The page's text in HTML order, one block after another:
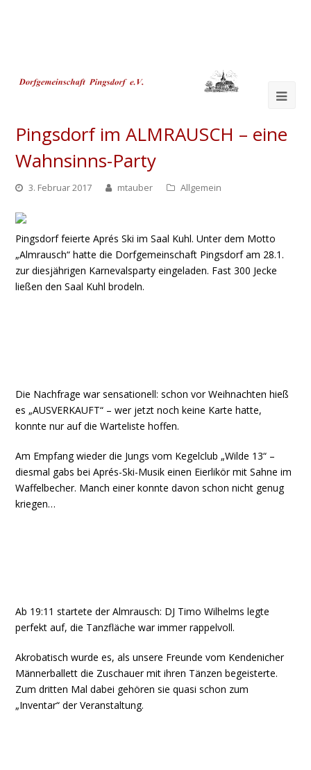
Pingsdorf im ALMRAUSCH – eine
Wahnsinns-Party
3. Februar 2017 mtauber Allgemein
Pingsdorf feierte Aprés Ski im Saal Kuhl. Unter dem Motto
„Almrausch“ hatte die Dorfgemeinschaft Pingsdorf am 28.1.
zur diesjährigen Karnevalsparty eingeladen. Fast 300 Jecke
ließen den Saal Kuhl brodeln.
Die Nachfrage war sensationell: schon vor Weihnachten hieß
es „AUSVERKAUFT“ – wer jetzt noch keine Karte hatte,
konnte nur auf die Warteliste hoffen.
Am Empfang wieder die Jungs vom Kegelclub „Wilde 13“ –
diesmal gabs bei Aprés-Ski-Musik einen Eierlikör mit Sahne im
Waffelbecher. Manch einer konnte davon schon nicht genug
kriegen…
Ab 19:11 startete der Almrausch: DJ Timo Wilhelms legte
perfekt auf, die Tanzfläche war immer rappelvoll.
Akrobatisch wurde es, als unsere Freunde vom Kendenicher
Männerballett die Zuschauer mit ihren Tänzen begeisterte.
Zum dritten Mal dabei gehören sie quasi schon zum
„Inventar“ der Veranstaltung.